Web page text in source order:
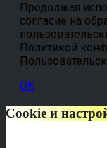
Продолжая
согласие на
Политикой
OK
Cookie и